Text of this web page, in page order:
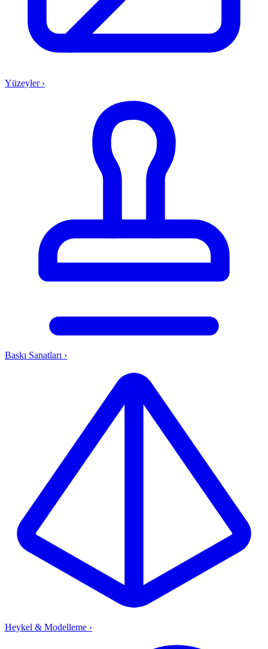
Yüzeyler ›
Baskı Sanatları ›
Heykel & Modelleme ›